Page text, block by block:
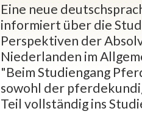
Eine neue
informiert über die
Perspektiven der
Niederlanden im
"Beim Studiengang
sowohl der
Teil vollständig ins